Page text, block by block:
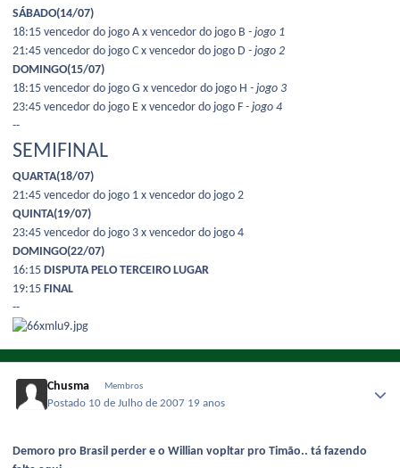
SÁBADO(14/07)
18:15 vencedor do jogo A x vencedor do jogo B - jogo 1
21:45 vencedor do jogo C x vencedor do jogo D - jogo 2
DOMINGO(15/07)
18:15 vencedor do jogo G x vencedor do jogo H - jogo 3
23:45 vencedor do jogo E x vencedor do jogo F - jogo 4
--
SEMIFINAL
QUARTA(18/07)
21:45 vencedor do jogo 1 x vencedor do jogo 2
QUINTA(19/07)
23:45 vencedor do jogo 3 x vencedor do jogo 4
DOMINGO(22/07)
16:15 DISPUTA PELO TERCEIRO LUGAR
19:15 FINAL
--
Chusma Membros
Postado 10 de Julho de 2007 19 anos
Demoro pro Brasil perder e o Willian vopltar pro Timão.. tá fazendo